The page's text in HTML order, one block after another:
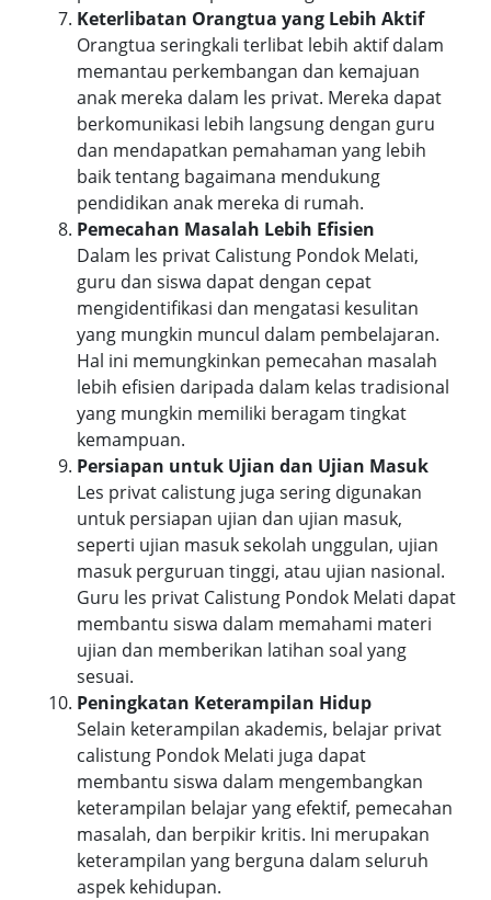
Keterlibatan Orangtua yang Lebih Aktif
Orangtua seringkali terlibat lebih aktif dalam
memantau perkembangan dan kemajuan
anak mereka dalam les privat. Mereka dapat
berkomunikasi lebih langsung dengan guru
dan mendapatkan pemahaman yang lebih
baik tentang bagaimana mendukung
pendidikan anak mereka di rumah.
Pemecahan Masalah Lebih Efisien
Dalam les privat Calistung Pondok Melati,
guru dan siswa dapat dengan cepat
mengidentifikasi dan mengatasi kesulitan
yang mungkin muncul dalam pembelajaran.
Hal ini memungkinkan pemecahan masalah
lebih efisien daripada dalam kelas tradisional
yang mungkin memiliki beragam tingkat
kemampuan.
Persiapan untuk Ujian dan Ujian Masuk
Les privat calistung juga sering digunakan
untuk persiapan ujian dan ujian masuk,
seperti ujian masuk sekolah unggulan, ujian
masuk perguruan tinggi, atau ujian nasional.
Guru les privat Calistung Pondok Melati dapat
membantu siswa dalam memahami materi
ujian dan memberikan latihan soal yang
sesuai.
Peningkatan Keterampilan Hidup
Selain keterampilan akademis, belajar privat
calistung Pondok Melati juga dapat
membantu siswa dalam mengembangkan
keterampilan belajar yang efektif, pemecahan
masalah, dan berpikir kritis. Ini merupakan
keterampilan yang berguna dalam seluruh
aspek kehidupan.